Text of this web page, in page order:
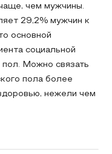
чем мужчины.
29,2% мужчин к
основной
социальной
пол. Можно связать
пола более
нежели чем